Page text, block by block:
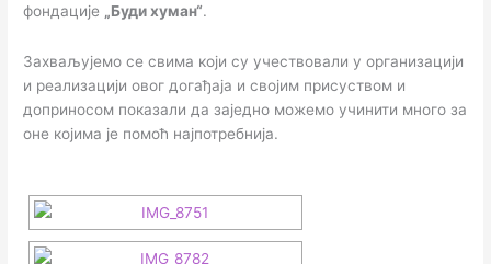
фондације „Буди хуман“.
Захваљујемо се свима који су учествовали у организацији
и реализацији овог догађаја и својим присуством и
доприносом показали да заједно можемо учинити много за
оне којима је помоћ најпотребнија.